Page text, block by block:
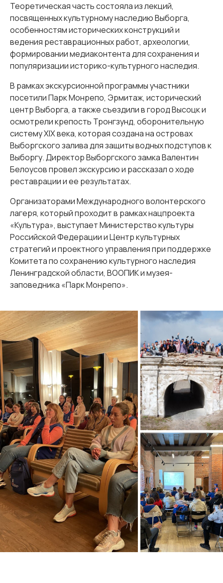
Теоретическая часть состояла из лекций,
посвященных культурному наследию Выборга,
особенностям исторических конструкций и
ведения реставрационных работ, археологии,
формировании медиаконтента для сохранения и
популяризации историко-культурного наследия.
В рамках экскурсионной программы участники
посетили Парк Монрепо, Эрмитаж, исторический
центр Выборга, а также съездили в город Высоцк и
осмотрели крепость Тронгзунд, оборонительную
систему XIX века, которая создана на островах
Выборгского залива для защиты водных подступов к
Выборгу. Директор Выборгского замка Валентин
Белоусов провел экскурсию и рассказал о ходе
реставрации и ее результатах.
Организаторами Международного волонтерского
лагеря, который проходит в рамках нацпроекта
«Культура», выступает Министерство культуры
Российской Федерации и Центр культурных
стратегий и проектного управления при поддержке
Комитета по сохранению культурного наследия
Ленинградской области, ВООПИК и музея-
заповедника «Парк Монрепо».